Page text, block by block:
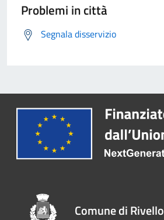
Problemi in città
Segnala disservizio
Comune di Rivello